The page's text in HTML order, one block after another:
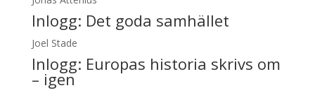
Inlogg: Det goda samhället
Joel Stade
Inlogg: Europas historia skrivs om
– igen